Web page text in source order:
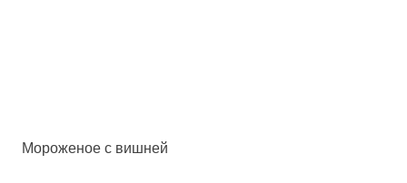
Мороженое с вишней